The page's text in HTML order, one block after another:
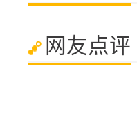
网友点评